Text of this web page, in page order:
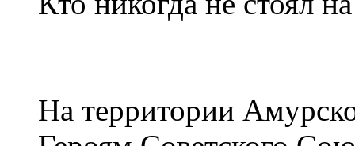
На территории